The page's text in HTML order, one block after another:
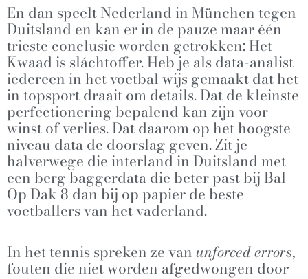
En dan speelt Nederland in München tegen
Duitsland en kan er in de pauze maar één
trieste conclusie worden getrokken: Het
Kwaad is sláchtoffer. Heb je als data-analist
iedereen in het voetbal wijs gemaakt dat het
in topsport draait om details. Dat de kleinste
perfectionering bepalend kan zijn voor
winst of verlies. Dat daarom op het hoogste
niveau data de doorslag geven. Zit je
halverwege die interland in Duitsland met
een berg baggerdata die beter past bij Bal
Op Dak 8 dan bij op papier de beste
voetballers van het vaderland.
In het tennis spreken ze vanunforced errors,
fouten die niet worden afgedwongen door